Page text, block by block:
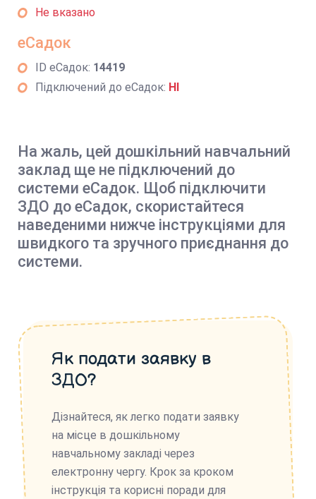
Не вказано
еСадок
ID еСадок: 14419
Підключений до еСадок: НІ
На жаль, цей дошкільний навчальний
заклад ще не підключений до
системи еСадок. Щоб підключити
ЗДО до еСадок, скористайтеся
наведеними нижче інструкціями для
швидкого та зручного приєднання до
системи.
Як подати заявку в
ЗДО?
Дізнайтеся, як легко подати заявку
на місце в дошкільному
навчальному закладі через
електронну чергу. Крок за кроком
інструкція та корисні поради для